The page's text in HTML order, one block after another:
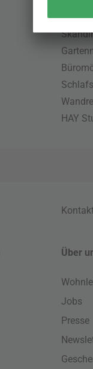
HAY
Über
Jobs
Presse